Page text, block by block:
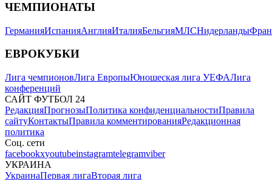
ЧЕМПИОНАТЫ
ГерманияИспанияАнглияИталияБельгияМЛСНидерланды
ЕВРОКУБКИ
Лига чемпионовЛига ЕвропыЮношеская лига УЕФАЛига
конференций
САЙТ ФУТБОЛ 24
РедакцияПрогнозыПолитика конфиденциальностиПравила
сайтуКонтактыПравила комментированияРедакционная
политика
Соц. сети
facebookxyoutubeinstagramtelegramviber
УКРАИНА
УкраинаПервая лигаВторая лига